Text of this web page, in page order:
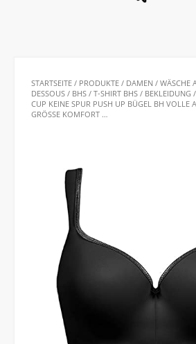
STARTSEITE / PRODUKTE / DAMEN / WÄSCHE
DESSOUS / BHS / T-SHIRT BHS / BEKLEIDUNG
CUP KEINE SPUR PUSH UP BÜGEL BH VOLLE
GRÖSSE KOMFORT …